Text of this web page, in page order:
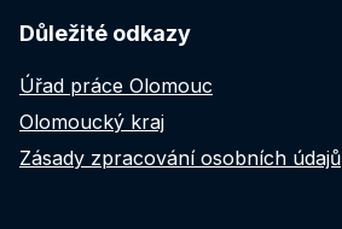
Důležité odkazy
Úřad práce Olomouc
Olomoucký kraj
Zásady zpracování osobních údajů